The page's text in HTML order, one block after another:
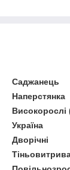
Саджанець
Наперстянка
Високорослі
Україна
Дворічні